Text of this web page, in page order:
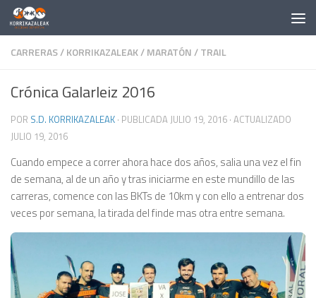
Saltar al contenido
CARRERAS/KORRIKAZALEAK/MARATÓN/TRAIL
Crónica Galarleiz 2016
POR S.D. KORRIKAZALEAK · PUBLICADAJULIO 19, 2016 · ACTUALIZADO
JULIO 19, 2016
Cuando empece a correr ahora hace dos años, salia una vez el fin
de semana, al de un año y tras iniciarme en este mundillo de las
carreras, comence con las BKTs de 10km y con ello a entrenar dos
veces por semana, la tirada del finde mas otra entre semana.